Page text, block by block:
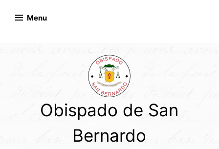
Menu
Obispado de San
Bernardo